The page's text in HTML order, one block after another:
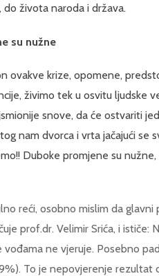
života naroda i država.
su nužne
ovakve krize, opomene,
živimo tek u osvitu ljudske
snove, da će ostvariti
nam dvorca i vrta jačajući se
Duboke promjene su
reći, osobno mislim da
prof.dr. Velimir Srića, i
vođama ne vjeruje. Posebno
To je nepovjerenje rezultat